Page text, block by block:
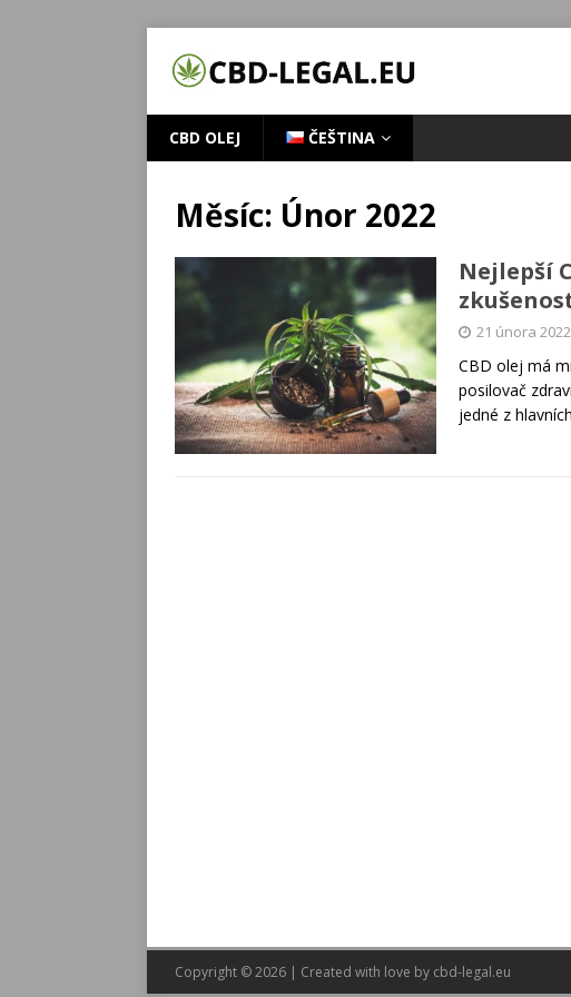
CBD OLEJ ČEŠTINA
Měsíc: Únor 2022
Nejlepší
21 února 2022
CBD olej má
posilovač
jedné z
Copyright © 2026 | Created with love by cbd-legal.eu